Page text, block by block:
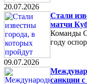
20.07.2026
Стали
матчи
Команды
году
09.07.2026
санкции